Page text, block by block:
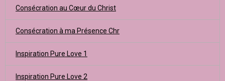
Consécration au Cœur du Christ
Consécration à ma Présence Chr
Inspiration Pure Love 1
Inspiration Pure Love 2